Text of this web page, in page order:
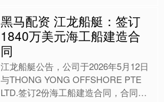
黑马配资 江龙船艇：签订
1840万美元海工船建造合
同
江龙船艇公告，公司于2026年5月12日
与THONG YONG OFFSHORE PTE
LTD.签订2份海工船建造合同，合同总